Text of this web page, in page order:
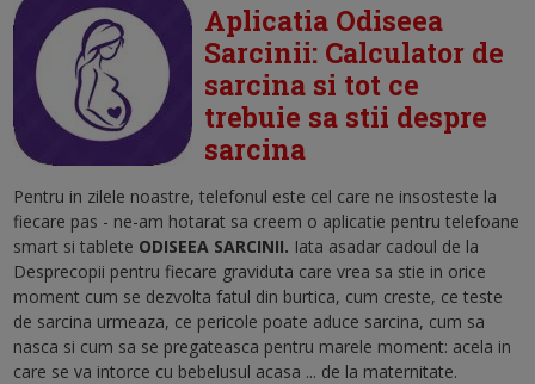
Aplicatia Odiseea
Sarcinii: Calculator de
sarcina si tot ce
trebuie sa stii despre
sarcina
Pentru in zilele noastre, telefonul este cel care ne insosteste la
fiecare pas - ne-am hotarat sa creem o aplicatie pentru telefoane
smart si tablete ODISEEA SARCINII. Iata asadar cadoul de la
Desprecopii pentru fiecare graviduta care vrea sa stie in orice
moment cum se dezvolta fatul din burtica, cum creste, ce teste
de sarcina urmeaza, ce pericole poate aduce sarcina, cum sa
nasca si cum sa se pregateasca pentru marele moment: acela in
care se va intorce cu bebelusul acasa ... de la maternitate.